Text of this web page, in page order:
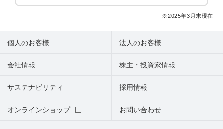
※2025年3月末現在
個人のお客様 法人のお客様
会社情報 株主・投資家情報
サステナビリティ
オンラインショップ お問い合わせ
採用情報